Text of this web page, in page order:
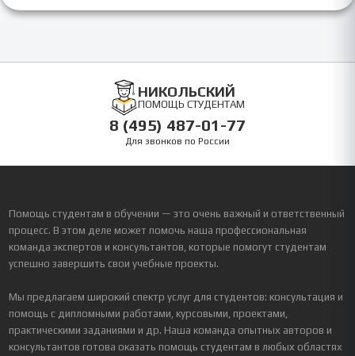
НИКОЛЬСКИЙ
ПОМОЩЬ СТУДЕНТАМ
8 (495) 487-01-77
Для звонков по России
Помощь студентам в обучении — это очень важный и ответственный
процесс. В этом деле может помочь наша профессиональная
команда экспертов и консультантов, которые помогут студентам
успешно завершить свои учебные проекты.
Мы предлагаем широкий спектр услуг для студентов: консультация и
помощь с дипломными работами, курсовыми, проектами,
практическими заданиями и др. Наша команда опытных авторов и
консультантов готова оказать помощь студентам в любых областях